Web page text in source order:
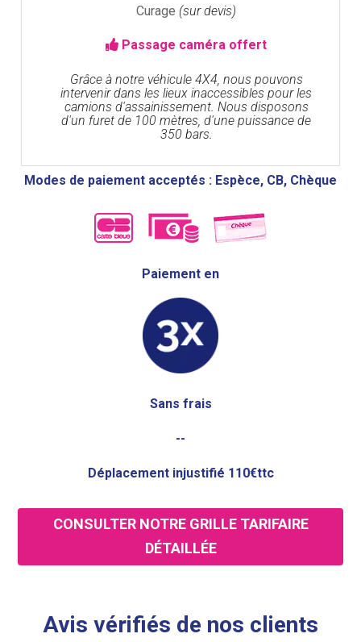
Curage (sur devis)
Passage caméra offert
Grâce à notre véhicule 4X4, nous pouvons
intervenir dans les lieux inaccessibles pour les
camions d'assainissement. Nous disposons
d'un furet de 100 mètres, d'une puissance de
350 bars.
Modes de paiement acceptés : Espèce, CB, Chèque
Paiement en
Sans frais
--
Déplacement injustifié 110€ttc
CONSULTER NOTRE GRILLE TARIFAIRE
DÉTAILLÉE
Avis vérifiés de nos clients